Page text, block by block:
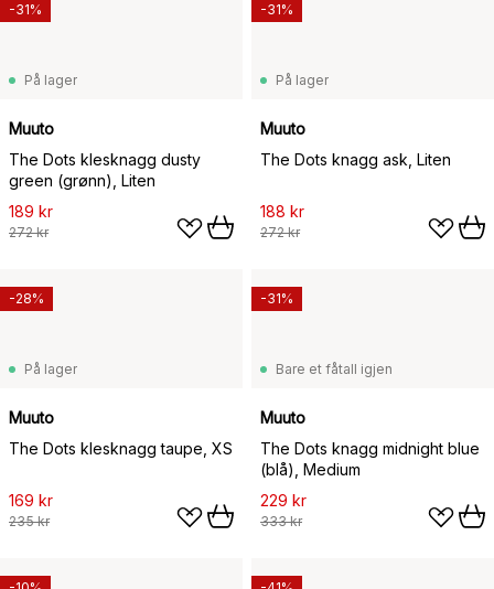
På lager
Muuto
The Dots klesknagg dusty
green (grønn), Liten
189 kr
272 kr
-31%
På lager
Muuto
The Dots knagg ask, Liten
188 kr
272 kr
-31%
På lager
Muuto
The Dots klesknagg taupe, XS
169 kr
235 kr
-28%
Bare et fåtall igjen
Muuto
The Dots knagg midnight blue
(blå), Medium
229 kr
333 kr
-31%